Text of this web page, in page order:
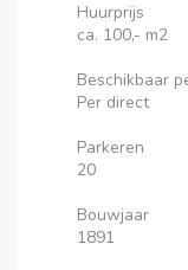
Huurprijs
ca. 100,- m2
Beschikbaar
Per direct
Parkeren
20
Bouwjaar
1891